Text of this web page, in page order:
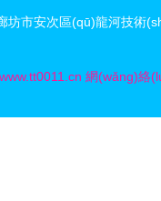
坊市安次區(qū)龍河技術
www.tt0011.cn 網(wǎng)絡